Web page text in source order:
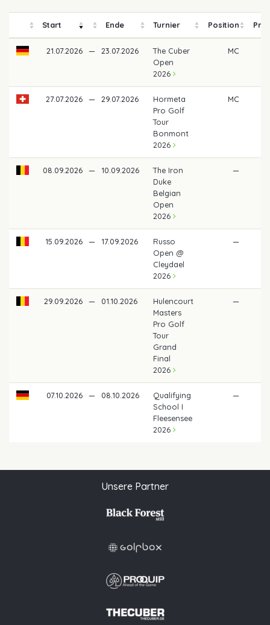
Start Ende Turnier Position
21.07.2026 — 23.07.2026
The Cuber
Open
2026
MC
27.07.2026 — 29.07.2026
Hormeta
Pro Golf
Tour
Bonmont
2026
MC
08.09.2026 — 10.09.2026
The Iron
Duke
Belgian
Open
2026
—
15.09.2026 — 17.09.2026
Russo
Open @
Cleydael
2026
—
29.09.2026 — 01.10.2026
Hulencourt
Masters
Pro Golf
Tour
Grand
Final
2026
—
07.10.2026 — 08.10.2026
Qualifying
School I
Fleesensee
2026
—
Unsere Partner